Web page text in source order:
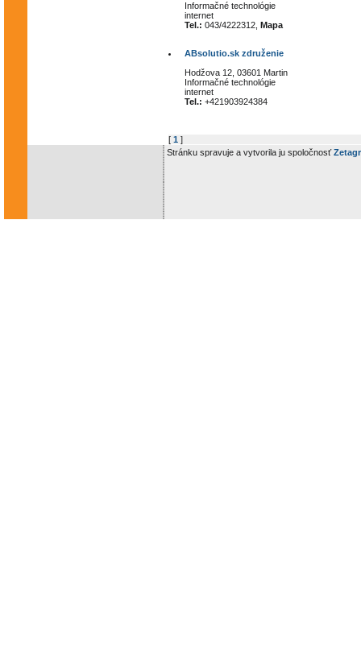
Informačné technológie
internet
Tel.: 043/4222312, Mapa
ABsolutio.sk združenie
Hodžova 12, 03601 Martin
Informačné technológie
internet
Tel.: +421903924384
[ 1 ]
Stránku spravuje a vytvorila ju spoločnosť